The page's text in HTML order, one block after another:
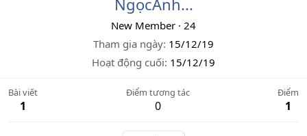
NgọcÁnh...
New Member · 24
Tham gia ngày 15/12/19
Hoạt động cuối 15/12/19
Bài viết
1
Điểm tương tác
0
Điểm
1